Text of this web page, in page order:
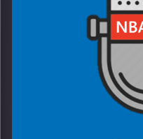
דאלאס מחזיקה את
שיוטה טובעת
– האם זה הזמן של